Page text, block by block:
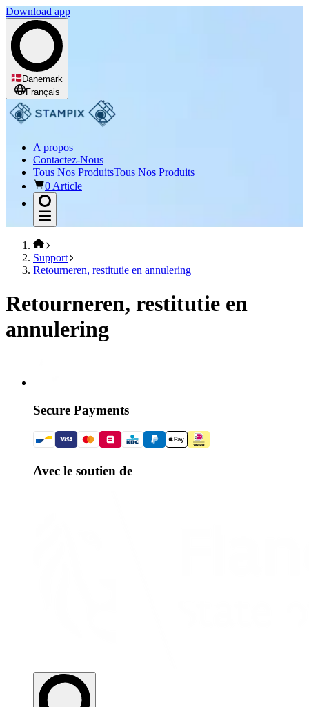
Download app
Danemark
Français
A propos
Contactez-Nous
Tous Nos ProduitsTous Nos Produits
0 Article
Support
Retourneren, restitutie en annulering
Retourneren, restitutie en
annulering
Secure Payments
Avec le soutien de